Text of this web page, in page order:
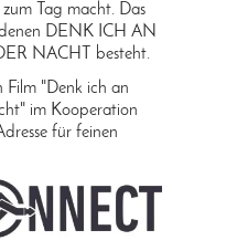
Tag macht. Das
DENK ICH AN
NACHT besteht.
Film "Denk ich an
im Kooperation
für feinen